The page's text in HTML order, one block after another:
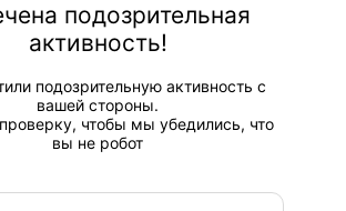
подозрительная
активность!
подозрительную активность с
вашей стороны.
чтобы мы убедились, что
вы не робот